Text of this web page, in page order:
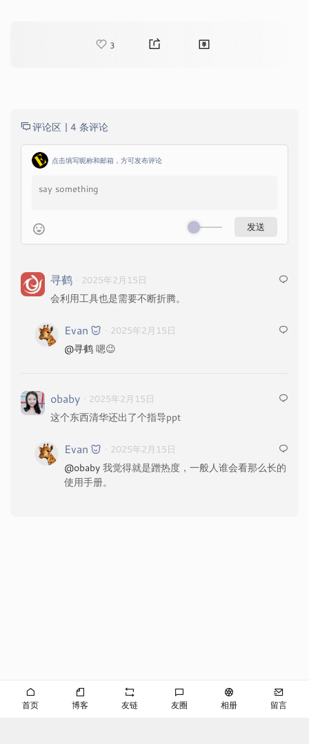
3
评论区 | 4 条评论
点击填写昵称和邮箱，方可发布评论
寻鹤 · 2025年2月15日
会利用工具也是需要不断折腾。
Evan · 2025年2月15日
@寻鹤 嗯😉
obaby · 2025年2月15日
这个东西清华还出了个指导ppt
Evan · 2025年2月15日
@obaby 我觉得就是蹭热度，一般人谁会看那么长的
使用手册。
首页 博客 友链 友圈 相册 留言